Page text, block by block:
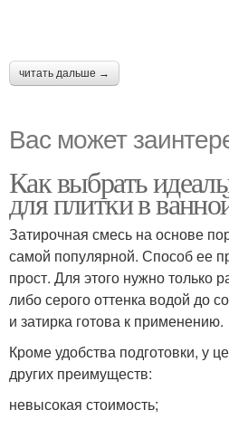
читать дальше →
Вас может
Как выбрать
для плитки в
Затирочная смесь на основе
самой популярной. Способ ее
прост. Для этого нужно только
либо серого оттенка водой до
и затирка готова к применению.
Кроме удобства подготовки, у
других преимуществ:
невысокая стоимость;